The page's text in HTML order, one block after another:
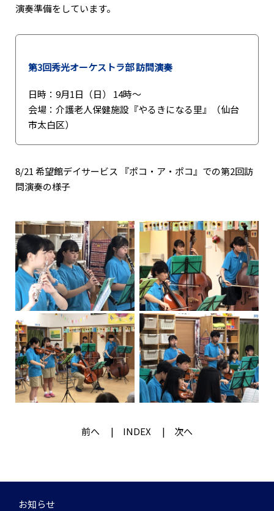
演奏準備をしています。
第3回秀光オーケストラ部 訪問演奏
日時：9月1日（日） 14時〜
会場：介護老人保健施設『やるきになる里』（仙台
市太白区）
8/21 希望館デイサービス 『ポコ・ア・ポコ』での第2回訪
問演奏の様子
前へ INDEX 次へ
お知らせ